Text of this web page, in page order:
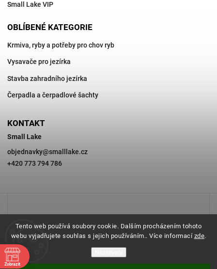
Tento web používá soubory cookie. Dalším procházením tohoto
webu vyjadřujete souhlas s jejich používáním.. Více informací zde.
Small Lake VIP
OBLÍBENÉ KATEGORIE
Krmiva, ryby a potřeby pro chov ryb
Vysavače pro jezírka
Stavba zahradního jezírka
Čerpadla a čerpadlové šachty
KONTAKT
Small Lake
objednavky@smalllake.cz
+420 773 794 786
Zobrazit